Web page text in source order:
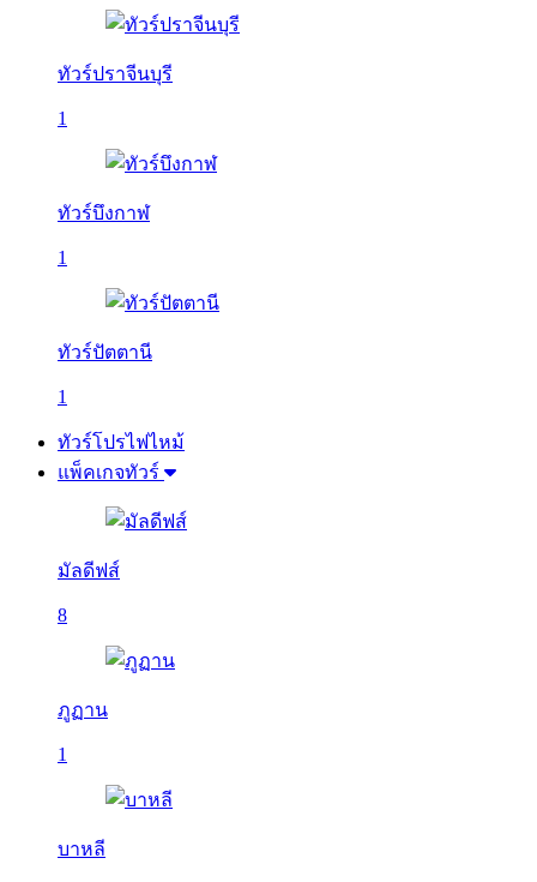
ทัวร์ปราจีนบุรี
1
ทัวร์บึงกาฬ
1
ทัวร์ปัตตานี
1
ทัวร์โปรไฟไหม้
แพ็คเกจทัวร์
มัลดีฟส์
8
ภูฏาน
1
บาหลี